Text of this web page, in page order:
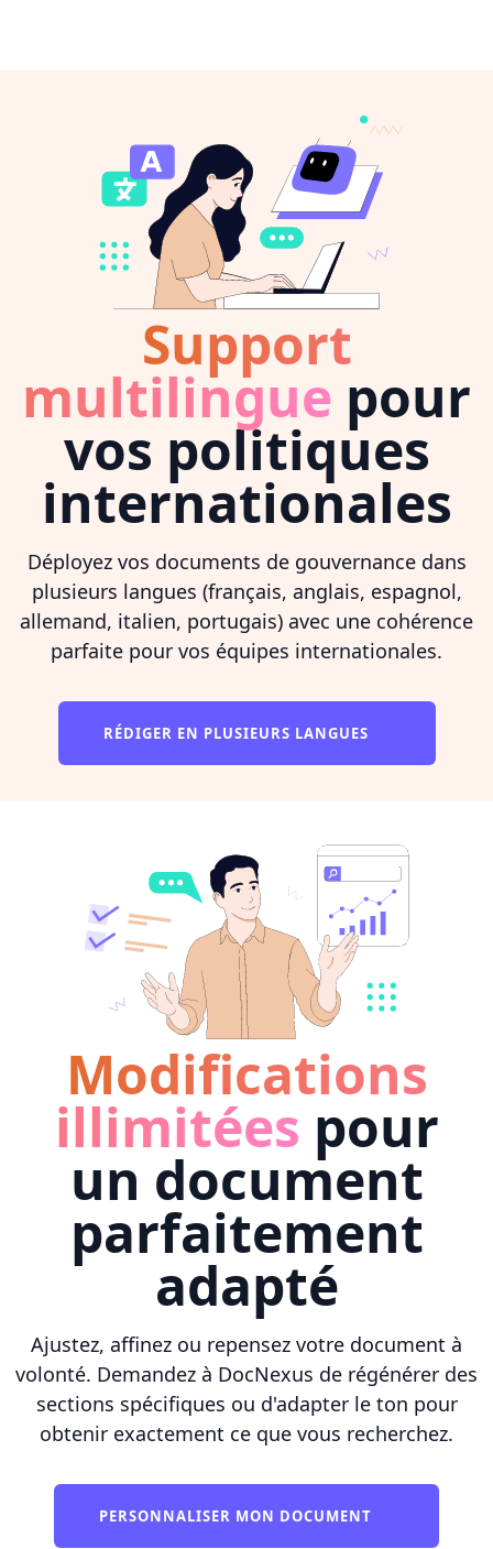
Support
multilingue pour
vos politiques
internationales
Déployez vos documents de gouvernance dans
plusieurs langues (français, anglais, espagnol,
allemand, italien, portugais) avec une cohérence
parfaite pour vos équipes internationales.
RÉDIGER EN PLUSIEURS LANGUES
Modifications
illimitées pour
un document
parfaitement
adapté
Ajustez, affinez ou repensez votre document à
volonté. Demandez à DocNexus de régénérer des
sections spécifiques ou d'adapter le ton pour
obtenir exactement ce que vous recherchez.
PERSONNALISER MON DOCUMENT